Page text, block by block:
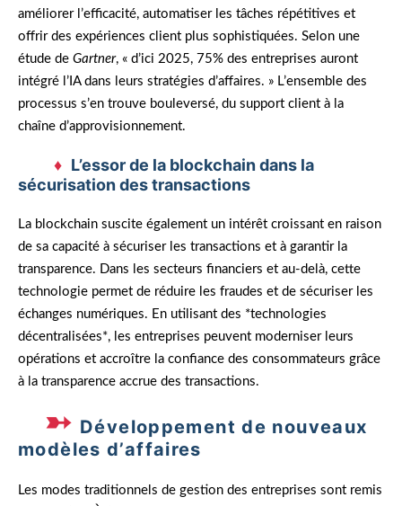
améliorer l’efficacité, automatiser les tâches répétitives et
offrir des expériences client plus sophistiquées. Selon une
étude de Gartner, « d’ici 2025, 75% des entreprises auront
intégré l’IA dans leurs stratégies d’affaires. » L’ensemble des
processus s’en trouve bouleversé, du support client à la
chaîne d’approvisionnement.
L’essor de la blockchain dans la
sécurisation des transactions
La blockchain suscite également un intérêt croissant en raison
de sa capacité à sécuriser les transactions et à garantir la
transparence. Dans les secteurs financiers et au-delà, cette
technologie permet de réduire les fraudes et de sécuriser les
échanges numériques. En utilisant des *technologies
décentralisées*, les entreprises peuvent moderniser leurs
opérations et accroître la confiance des consommateurs grâce
à la transparence accrue des transactions.
Développement de nouveaux
modèles d’affaires
Les modes traditionnels de gestion des entreprises sont remis